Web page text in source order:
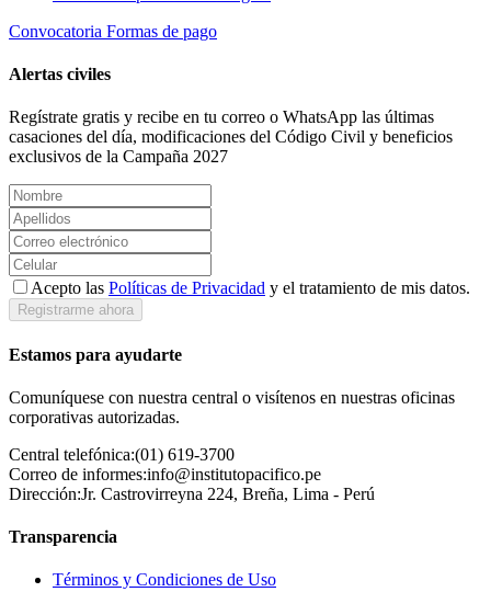
Convocatoria Formas de pago
Alertas civiles
Regístrate gratis y recibe en tu correo o WhatsApp las últimas
casaciones del día, modificaciones del Código Civil y beneficios
exclusivos de la Campaña 2027
Acepto las Políticas de Privacidad y el tratamiento de mis datos.
Registrarme ahora
Estamos para ayudarte
Comuníquese con nuestra central o visítenos en nuestras oficinas
corporativas autorizadas.
Central telefónica:(01) 619-3700
Correo de informes:info@institutopacifico.pe
Dirección:Jr. Castrovirreyna 224, Breña, Lima - Perú
Transparencia
Términos y Condiciones de Uso